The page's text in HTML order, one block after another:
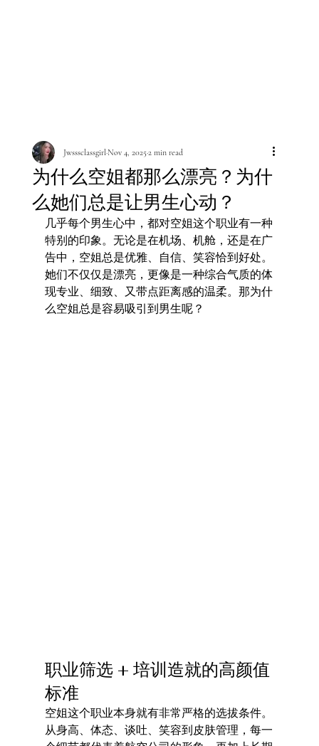
为什么空姐都那么漂亮？为什
么她们总是让男生心动？
JwsssclassgirlNov 4, 20252 min read
几乎每个男生心中，都对空姐这个职业有一种
特别的印象。无论是在机场、机舱，还是在广
告中，空姐总是优雅、自信、笑容恰到好处。
她们不仅仅是漂亮，更像是一种综合气质的体
现专业、细致、又带点距离感的温柔。那为什
么空姐总是容易吸引到男生呢？
职业筛选 + 培训造就的高颜值
标准
空姐这个职业本身就有非常严格的选拔条件。
从身高、体态、谈吐、笑容到皮肤管理，每一